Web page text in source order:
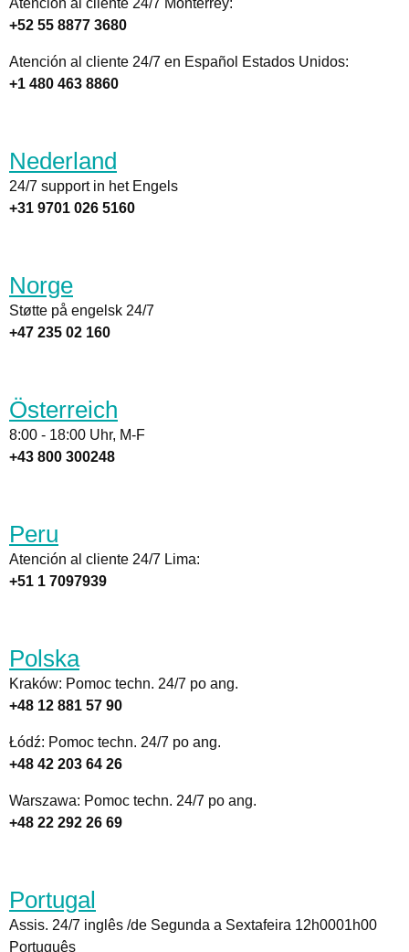
Atención al cliente 24/7 Monterrey:
+52 55 8877 3680
Atención al cliente 24/7 en Español Estados Unidos:
+1 480 463 8860
Nederland
24/7 support in het Engels
+31 9701 026 5160
Norge
Støtte på engelsk 24/7
+47 235 02 160
Österreich
8:00 - 18:00 Uhr, M-F
+43 800 300248
Peru
Atención al cliente 24/7 Lima:
+51 1 7097939
Polska
Kraków: Pomoc techn. 24/7 po ang.
+48 12 881 57 90
Łódź: Pomoc techn. 24/7 po ang.
+48 42 203 64 26
Warszawa: Pomoc techn. 24/7 po ang.
+48 22 292 26 69
Portugal
Assis. 24/7 inglês /de Segunda a Sextafeira 12h0001h00
Português